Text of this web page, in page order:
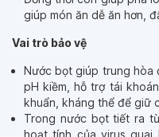
giúp món ăn dễ ăn hơn,
Vai trò bảo vệ
Nước bọt giúp trung hòa
pH kiềm, hỗ trợ tái
khuẩn, kháng thể để giữ
Trong nước bọt tiết ra
hoạt tính của virus